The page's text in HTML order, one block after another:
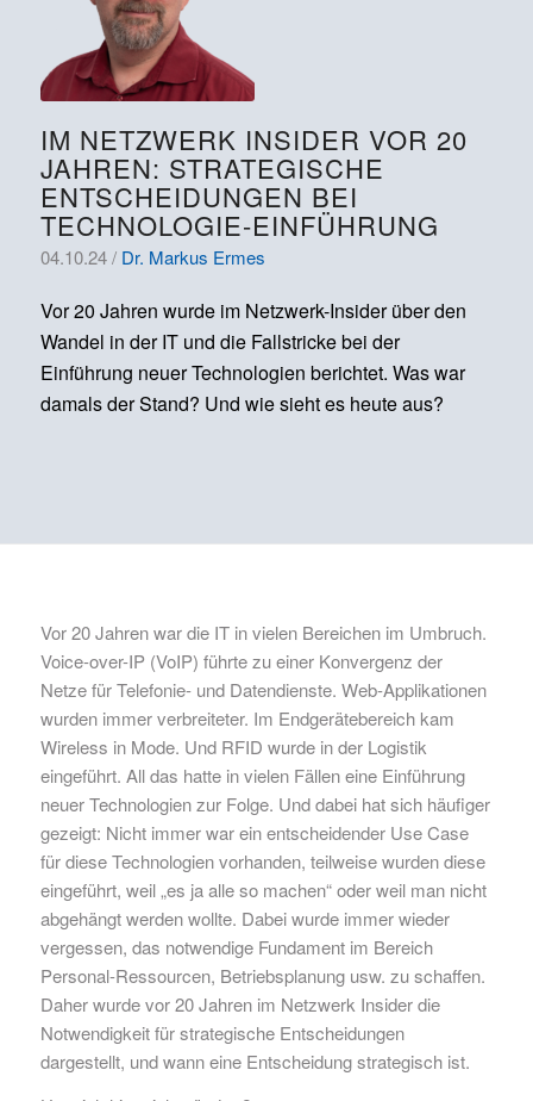
IM NETZWERK INSIDER VOR 20
JAHREN: STRATEGISCHE
ENTSCHEIDUNGEN BEI
TECHNOLOGIE-EINFÜHRUNG
04.10.24 / Dr. Markus Ermes
Vor 20 Jahren wurde im Netzwerk-Insider über den
Wandel in der IT und die Fallstricke bei der
Einführung neuer Technologien berichtet. Was war
damals der Stand? Und wie sieht es heute aus?
Vor 20 Jahren war die IT in vielen Bereichen im Umbruch.
Voice-over-IP (VoIP) führte zu einer Konvergenz der
Netze für Telefonie- und Datendienste. Web-Applikationen
wurden immer verbreiteter. Im Endgerätebereich kam
Wireless in Mode. Und RFID wurde in der Logistik
eingeführt. All das hatte in vielen Fällen eine Einführung
neuer Technologien zur Folge. Und dabei hat sich häufiger
gezeigt: Nicht immer war ein entscheidender Use Case
für diese Technologien vorhanden, teilweise wurden diese
eingeführt, weil „es ja alle so machen“ oder weil man nicht
abgehängt werden wollte. Dabei wurde immer wieder
vergessen, das notwendige Fundament im Bereich
Personal-Ressourcen, Betriebsplanung usw. zu schaffen.
Daher wurde vor 20 Jahren im Netzwerk Insider die
Notwendigkeit für strategische Entscheidungen
dargestellt, und wann eine Entscheidung strategisch ist.